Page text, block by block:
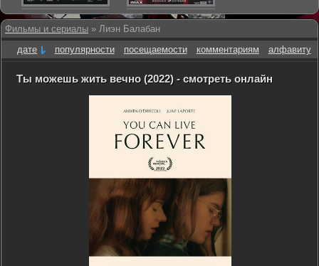
Фильмы и сериалы » Лиэн Балабан
дате
популярности посещаемости комментариям алфавиту
Ты можешь жить вечно (2022) - смотреть онлайн